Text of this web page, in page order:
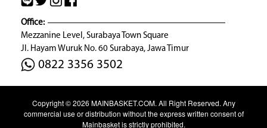
Office:
Mezzanine Level, Surabaya Town Square
Jl. Hayam Wuruk No. 60 Surabaya, Jawa Timur
0822 3356 3502
Copyright © 2026 MAINBASKET.COM. All Right Reserved. Any
commercial use or distribution without the express written consent of
Mainbasket is strictly prohibited.